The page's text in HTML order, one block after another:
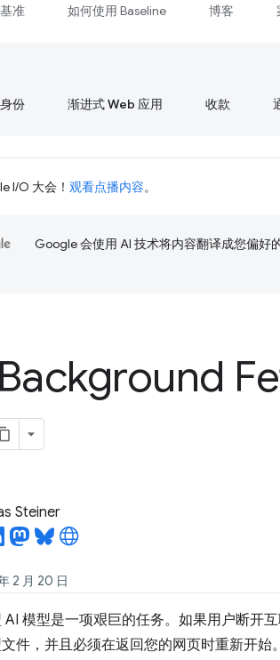
基准 如何使用 Baseline 博客
身份 渐进式 Web 应用 收款
I/O 大会！ 观看点播内容。
Google 会使用 AI 技术将内容翻译成您偏好
Steiner
2 月 20 日
AI 模型是一项艰巨的任务。如果用户断开
件，并且必须在返回您的网页时重新开始